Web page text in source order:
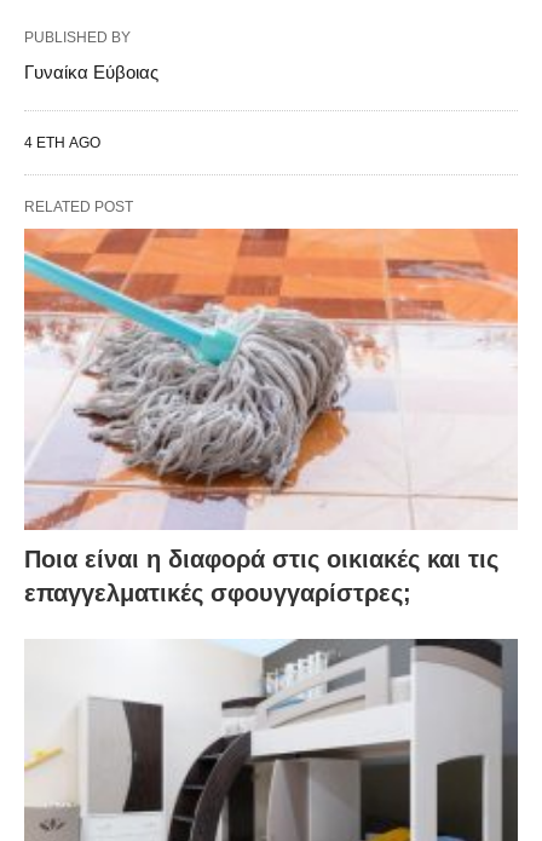
PUBLISHED BY
Γυναίκα Εύβοιας
4 ΈΤΗ AGO
RELATED POST
Ποια είναι η διαφορά στις οικιακές και τις
επαγγελματικές σφουγγαρίστρες;